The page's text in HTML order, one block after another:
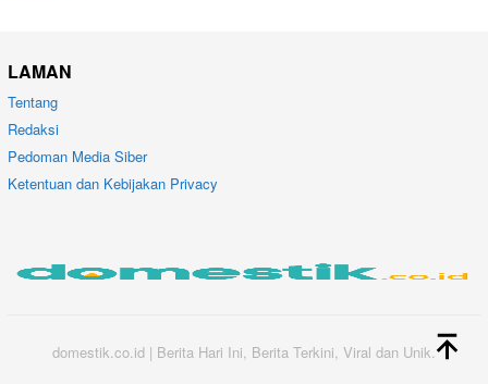
LAMAN
Tentang
Redaksi
Pedoman Media Siber
Ketentuan dan Kebijakan Privacy
domestik.co.id | Berita Hari Ini, Berita Terkini, Viral dan Unik.